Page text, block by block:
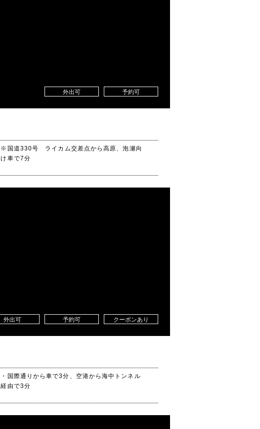
外出可 予約可
※国道330号 ライカム交差点から高原、泡瀬向
け車で7分
外出可 予約可 クーポンあり
・国際通りから車で3分、空港から海中トンネル
経由で3分